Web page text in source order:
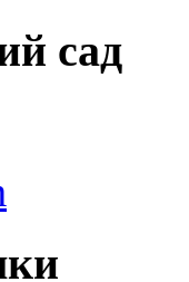
сад